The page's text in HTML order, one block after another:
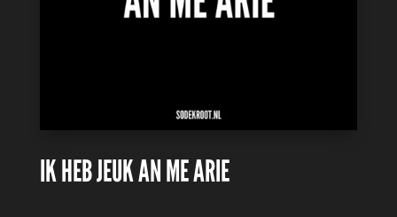
IK HEB JEUK AN ME ARIE